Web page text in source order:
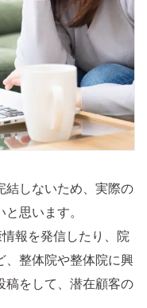
結しないため、実際の
思います。
報を発信したり、院
、整体院や整体院に興
稿をして、潜在顧客の